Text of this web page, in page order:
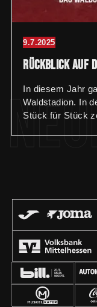
9.7.2025
Rückblick auf
In diesem Jahr
Waldstadion. In
Stück für Stück
Wandpanelen
Fernsehers –
Unterstützung
unserer
#waldstadion